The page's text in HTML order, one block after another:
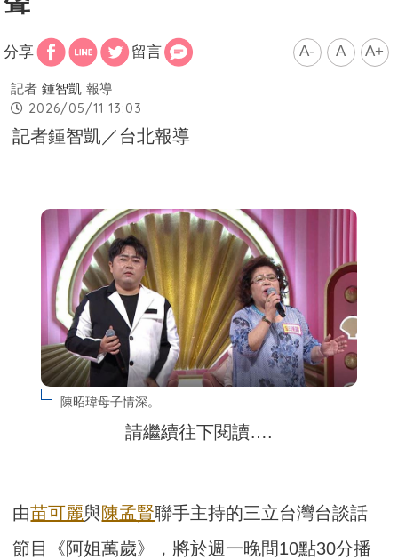
分享 留言 A- A A+
記者 鍾智凱 報導
2026/05/11 13:03
記者鍾智凱／台北報導
陳昭瑋母子情深。
請繼續往下閱讀….
由苗可麗與陳孟賢聯手主持的三立台灣台談話
節目《阿姐萬歲》，將於週一晚間10點30分播